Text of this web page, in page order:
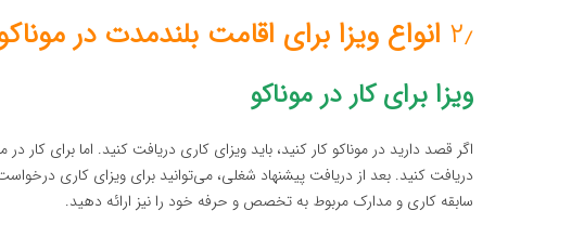
۲٫ انواع ویزا برای اقامت بلندمدت در
ویزا برای کار در موناکو
اگر قصد دارید در موناکو کار کنید، باید ویزای کاری دریافت کنید. اما برای کار
دریافت کنید. بعد از دریافت پیشنهاد شغلی، می‌توانید برای ویزای کاری
سابقه کاری و مدارک مربوط به تخصص و حرفه خود را نیز ارائه دهید.